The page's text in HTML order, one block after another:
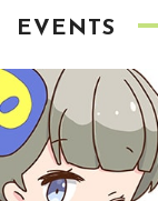
EVENTS